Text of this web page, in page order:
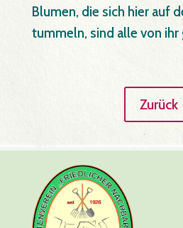
Blumen, die sich hier auf
tummeln, sind alle von ihr
Zurück